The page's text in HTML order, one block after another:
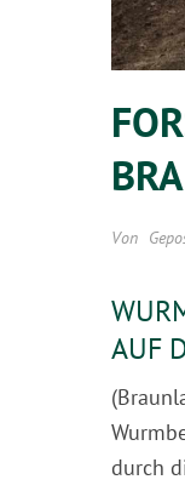
Von
AUF
durch